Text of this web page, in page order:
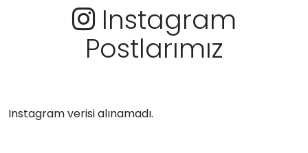
Instagram
Postlarımız
Instagram verisi alınamadı.